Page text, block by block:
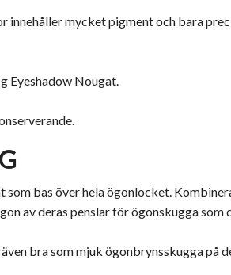
mycket pigment och bara
Eyeshadow Nougat.
bas över hela ögonlocket.
av deras penslar för ögonskugga som
bra som mjuk ögonbrynsskugga